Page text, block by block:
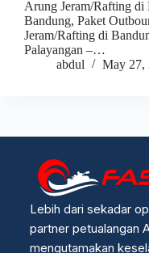
Arung Jeram/Rafting di
Bandung, Paket
Jeram/Rafting di
Palayangan –…
abdul
May 27,
Lebih dari sekadar
partner petualangan
mengutamakan